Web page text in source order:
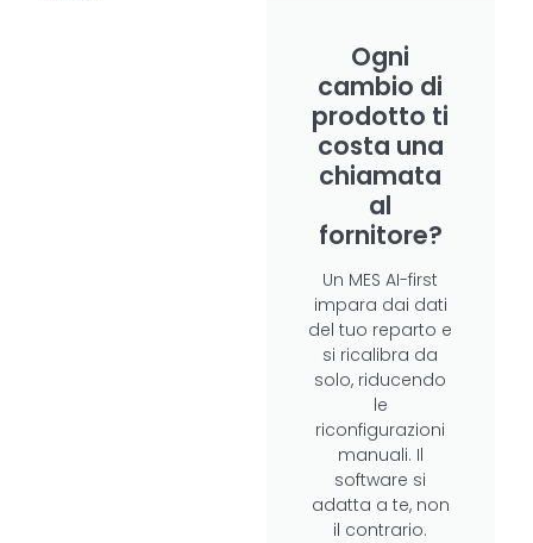
Ogni
cambio di
prodotto ti
costa una
chiamata
al
fornitore?
Un MES AI-first
impara dai dati
del tuo reparto e
si ricalibra da
solo, riducendo
le
riconfigurazioni
manuali. Il
software si
adatta a te, non
il contrario.